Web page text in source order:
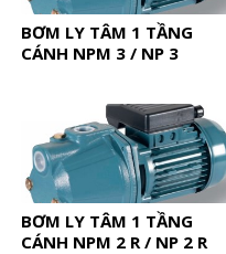
BƠM LY TÂM 1 TẦNG
CÁNH NPM 3 / NP 3
BƠM LY TÂM 1 TẦNG
CÁNH NPM 2 R / NP 2 R